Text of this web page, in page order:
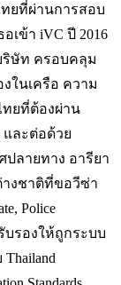
ยที่ผ่านการสอบ
เข้า iVC ปี 2016
ษัท ครอบคลุม
ในเครือ ความ
ทยที่ต้องผ่าน
และต่อด้วย
ศปลายทาง อารียา
างชาติที่ขอวีซ่า
Police
รับรองให้ถูกระบบ